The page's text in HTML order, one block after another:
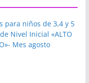
para niños de 3,4 y 5
Nivel Inicial «ALTO
Mes agosto